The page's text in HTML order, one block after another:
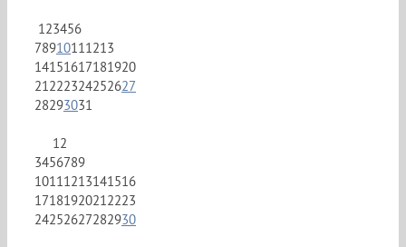
1 23456
7891011 1213
14151617181920
21 222324252627
28293031
1 2
3456789
1011 1213141516
1718192021 2223
24252627282930